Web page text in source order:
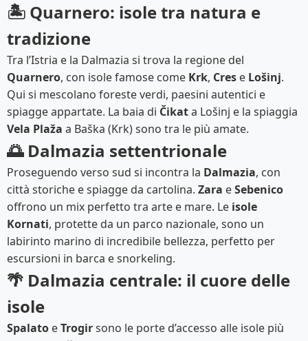
🏝️ Quarnero: isole tra natura e
tradizione
Tra l’Istria e la Dalmazia si trova la regione del
Quarnero, con isole famose come Krk, Cres e Lošinj.
Qui si mescolano foreste verdi, paesini autentici e
spiagge appartate. La baia di Čikata Lošinj e la spiaggia
Vela Plaža a Baška (Krk) sono tra le più amate.
🌅 Dalmazia settentrionale
Proseguendo verso sud si incontra la Dalmazia, con
città storiche e spiagge da cartolina. Zara eSebenico
offrono un mix perfetto tra arte e mare. Le isole
Kornati, protette da un parco nazionale, sono un
labirinto marino di incredibile bellezza, perfetto per
escursioni in barca e snorkeling.
🌴 Dalmazia centrale: il cuore delle
isole
Spalato eTrogirsono le porte d’accesso alle isole più